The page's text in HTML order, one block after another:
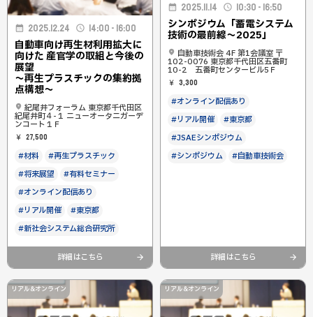
2025.12.24 14:00 - 16:00
自動車向け再生材利用拡大に
向けた 産官学の取組と今後の
展望
〜再生プラスチックの集約拠
点構想〜
紀尾井フォーラム 東京都千代田区
紀尾井町４-１ ニューオータニガーデ
ンコート１Ｆ
27,500
#材料
#再生プラスチック
#将来展望
#有料セミナー
#オンライン配信あり
#リアル開催
#東京都
#新社会システム総合研究所
詳細はこちら
2025.11.14 10:30 - 16:50
シンポジウム「蓄電システム
技術の最前線～2025」
自動車技術会 4F 第1会議室 〒
102-0076 東京都千代田区五番町
10-2 五番町センタービル5Ｆ
3,300
#オンライン配信あり
#リアル開催
#東京都
#JSAEシンポジウム
#シンポジウム
#自動車技術会
詳細はこちら
リアル&オンライン リアル&オンライン